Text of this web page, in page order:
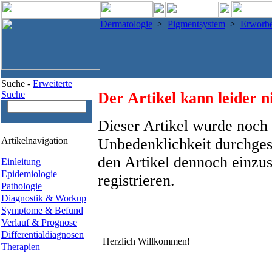
Dermatologie > Pigmentsystem >
Suche - Erweiterte
Suche
Artikelnavigation
Einleitung
Epidemiologie
Pathologie
Diagnostik & Workup
Symptome & Befund
Verlauf & Prognose
Differentialdiagnosen
Therapien
Der Artikel kann leider
Dieser Artikel wurde
Unbedenklichkeit
den Artikel dennoch
registrieren.
Herzlich Willkommen!